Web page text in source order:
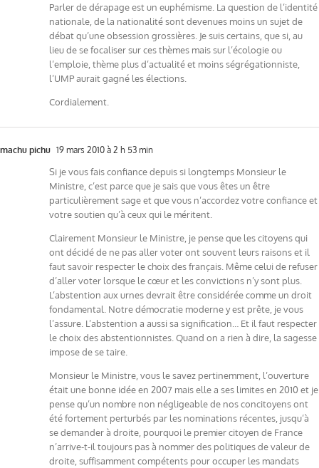
Parler de dérapage est un euphémisme. La question de l’identité
nationale, de la nationalité sont devenues moins un sujet de
débat qu’une obsession grossières. Je suis certains, que si, au
lieu de se focaliser sur ces thèmes mais sur l’écologie ou
l’emploie, thème plus d’actualité et moins ségrégationniste,
l’UMP aurait gagné les élections.
Cordialement.
machu pichu 19 mars 2010 à 2 h 53 min
Si je vous fais confiance depuis si longtemps Monsieur le
Ministre, c’est parce que je sais que vous êtes un être
particulièrement sage et que vous n’accordez votre confiance et
votre soutien qu’à ceux qui le méritent.
Clairement Monsieur le Ministre, je pense que les citoyens qui
ont décidé de ne pas aller voter ont souvent leurs raisons et il
faut savoir respecter le choix des français. Même celui de refuser
d’aller voter lorsque le cœur et les convictions n’y sont plus.
L’abstention aux urnes devrait être considérée comme un droit
fondamental. Notre démocratie moderne y est prête, je vous
l’assure. L’abstention a aussi sa signification… Et il faut respecter
le choix des abstentionnistes. Quand on a rien à dire, la sagesse
impose de se taire.
Monsieur le Ministre, vous le savez pertinemment, l’ouverture
était une bonne idée en 2007 mais elle a ses limites en 2010 et je
pense qu’un nombre non négligeable de nos concitoyens ont
été fortement perturbés par les nominations récentes, jusqu’à
se demander à droite, pourquoi le premier citoyen de France
n’arrive-t-il toujours pas à nommer des politiques de valeur de
droite, suffisamment compétents pour occuper les mandats